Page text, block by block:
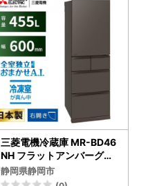
三菱電機冷蔵庫 MR-BD46
NH フラットアンバーグレ
ー 5ドア 片開き 標準設置
付【沖縄・離島・一部山間
静岡県静岡市